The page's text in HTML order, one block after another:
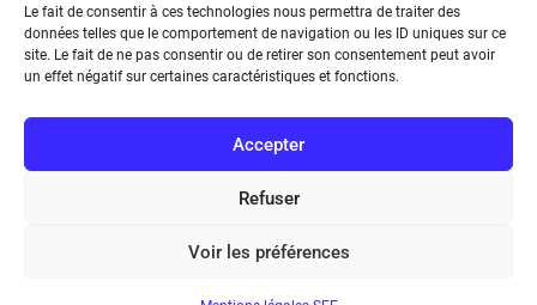
Le fait de consentir à ces technologies nous permettra de traiter des
données telles que le comportement de navigation ou les ID uniques sur ce
site. Le fait de ne pas consentir ou de retirer son consentement peut avoir
un effet négatif sur certaines caractéristiques et fonctions.
Accepter
Refuser
Voir les préférences
Mentions légales
Contact